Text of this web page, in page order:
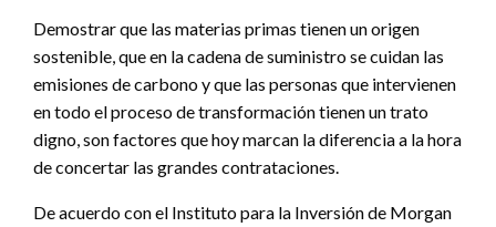
Demostrar que las materias primas tienen un origen
sostenible, que en la cadena de suministro se cuidan las
emisiones de carbono y que las personas que intervienen
en todo el proceso de transformación tienen un trato
digno, son factores que hoy marcan la diferencia a la hora
de concertar las grandes contrataciones.
De acuerdo con el Instituto para la Inversión de Morgan